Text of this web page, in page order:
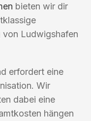
bieten wir dir
von Ludwigshafen
erfordert eine
Wir
dabei eine
hängen